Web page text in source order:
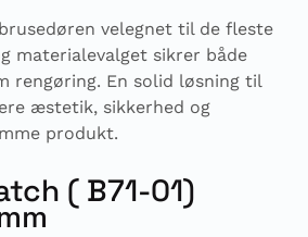
velegnet til de fleste
materialevalget sikrer både
rengøring. En solid løsning til
æstetik, sikkerhed og
produkt.
( B71-01)